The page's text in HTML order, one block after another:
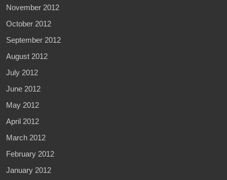
November 2012
October 2012
September 2012
August 2012
July 2012
June 2012
May 2012
April 2012
March 2012
February 2012
January 2012